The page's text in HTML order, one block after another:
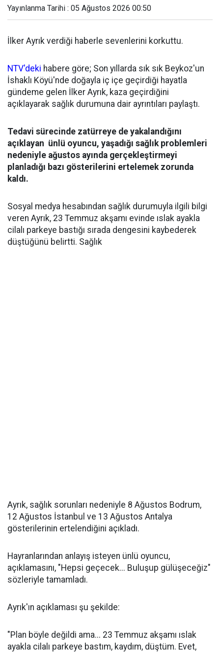
Yayınlanma Tarihi : 05 Ağustos 2026 00:50
İlker Ayrık verdiği haberle sevenlerini korkuttu.
NTV'deki habere göre; Son yıllarda sık sık Beykoz'un
İshaklı Köyü'nde doğayla iç içe geçirdiği hayatla
gündeme gelen İlker Ayrık, kaza geçirdiğini
açıklayarak sağlık durumuna dair ayrıntıları paylaştı.
Tedavi sürecinde zatürreye de yakalandığını
açıklayan ünlü oyuncu, yaşadığı sağlık problemleri
nedeniyle ağustos ayında gerçekleştirmeyi
planladığı bazı gösterilerini ertelemek zorunda
kaldı.
Sosyal medya hesabından sağlık durumuyla ilgili bilgi
veren Ayrık, 23 Temmuz akşamı evinde ıslak ayakla
cilalı parkeye bastığı sırada dengesini kaybederek
düştüğünü belirtti. Sağlık
Ayrık, sağlık sorunları nedeniyle 8 Ağustos Bodrum,
12 Ağustos İstanbul ve 13 Ağustos Antalya
gösterilerinin ertelendiğini açıkladı.
Hayranlarından anlayış isteyen ünlü oyuncu,
açıklamasını, "Hepsi geçecek... Buluşup gülüşeceğiz"
sözleriyle tamamladı.
Ayrık'ın açıklaması şu şekilde:
"Plan böyle değildi ama... 23 Temmuz akşamı ıslak
ayakla cilalı parkeye bastım, kaydım, düştüm. Evet,